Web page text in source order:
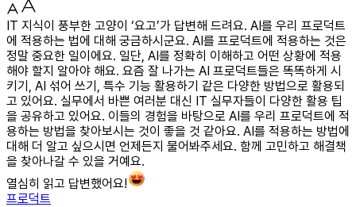
IT 지식이 풍부한 고양이 ‘요고’가 답변해 드려요. AI를 우리 프로덕트
에 적용하는 법에 대해 궁금하시군요. AI를 프로덕트에 적용하는 것은
정말 중요한 일이에요. 일단, AI를 정확히 이해하고 어떤 상황에 적용
해야 할지 알아야 해요. 요즘 잘 나가는 AI 프로덕트들은 똑똑하게 시
키기, AI 섞어 쓰기, 특수 기능 활용하기 같은 다양한 방법으로 활용되
고 있어요. 실무에서 바쁜 여러분 대신 IT 실무자들이 다양한 활용 팁
을 공유하고 있어요. 이들의 경험을 바탕으로 AI를 우리 프로덕트에 적
용하는 방법을 찾아보시는 것이 좋을 것 같아요. AI를 적용하는 방법에
대해 더 알고 싶으시면 언제든지 물어봐주세요. 함께 고민하고 해결책
을 찾아나갈 수 있을 거예요.
열심히 읽고 답변했어요!
프로덕트